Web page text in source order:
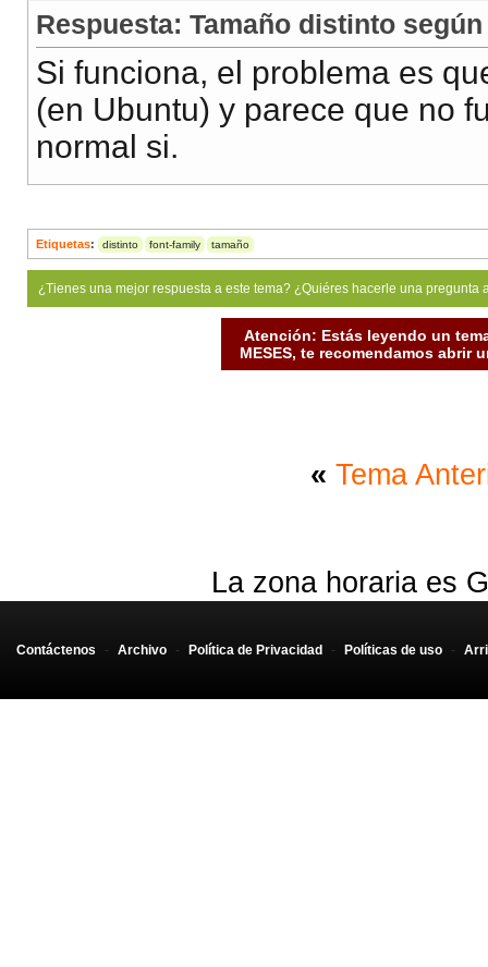
Respuesta: Tamaño distinto
Si funciona, el problema es
(en Ubuntu) y parece que no
normal si.
Etiquetas: distinto font-family tamaño
¿Tienes una mejor respuesta a este tema? ¿Quiéres hacerle una
Atención: Estás leyendo un
MESES, te recomendamos abrir
« Tema
La zona horaria es
Contáctenos - Archivo - Política de Privacidad - Políticas de uso -